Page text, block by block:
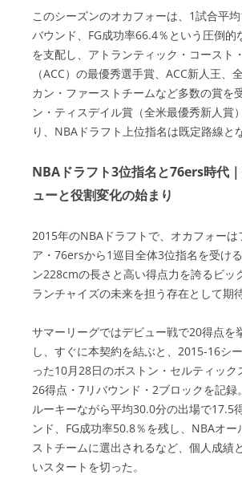
このシーズンのオカフォーは、1試合平
バウンド、FG成功率66.4％という圧倒的
を支配し、アトランティック・コースト
（ACC）の最優秀選手賞、ACC新人王、
カン・ファーストチームなど多数の賞を
ン・ティスデイル賞（全米最優秀新人賞
り、NBAドラフト上位指名は既定路線と
NBAドラフト3位指名と76ers時代
ューと役割変化の始まり
2015年のNBAドラフトで、オカフォーは
ア・76ersから1巡目全体3位指名を受け
ン228cmの長さと高い得点力を誇るビッ
ランチャイズの未来を担う存在として期
サマーリーグではデビュー戦で20得点を
し、すぐに本契約を結ぶと、2015-16シ
った10月28日のボストン・セルティック
26得点・7リバウンド・2ブロックを記録。
ルーキーながら平均30.0分の出場で17.5
ンド、FG成功率50.8％を残し、NBAオー
ストチームに選出されるなど、個人成績
いスタートを切った。